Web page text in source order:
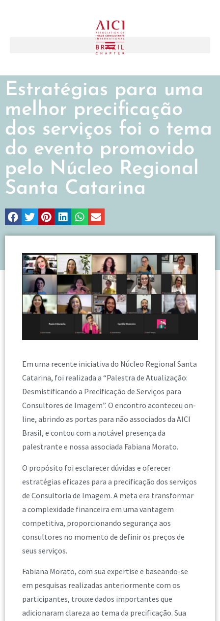
Estratégias para uma
melhor precificação
dos serviços foi o tema
do evento promovido
pelo Núcleo Regional
Santa Catarina
Em uma recente iniciativa do Núcleo Regional Santa
Catarina, foi realizada a “Palestra de Atualização:
Desmistificando a Precificação de Serviços para
Consultores de Imagem”. O encontro aconteceu on-
line, abrindo as portas para não associados da AICI
Brasil, e contou com a notável presença da
palestrante e nossa associada Fabiana Morato.
O propósito foi esclarecer dúvidas e oferecer
estratégias eficazes para a precificação dos serviços
de Consultoria de Imagem. A meta era transformar
a complexidade financeira em uma vantagem
competitiva, proporcionando segurança aos
consultores no momento de definir os preços de
seus serviços.
Fabiana Morato, com sua expertise e baseando-se
em pesquisas realizadas anteriormente com os
participantes, trouxe dados importantes que
adicionaram clareza ao tema da precificação. Sua